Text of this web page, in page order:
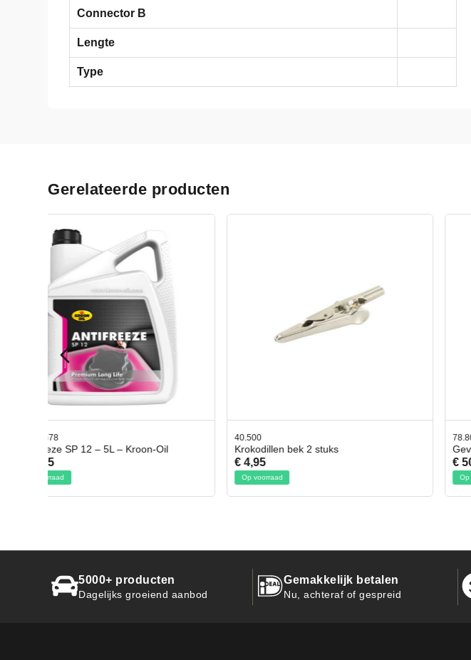
Connector B
Lengte
Type
Gerelateerde producten
Krokodillen bek 2 stuks Gevlochtenkous ø 35mm
5000+ producten
Dagelijks groeiend aanbod
Gemakkelijk betalen
Nu, achteraf of gespreid